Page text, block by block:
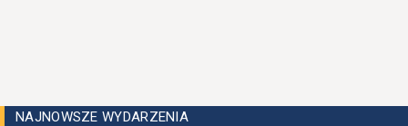
NAJNOWSZE WYDARZENIA